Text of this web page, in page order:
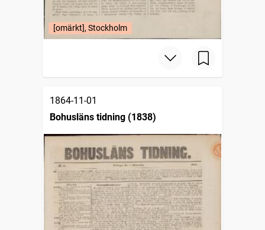
[omärkt], Stockholm
1864-11-01
Bohusläns tidning (1838)